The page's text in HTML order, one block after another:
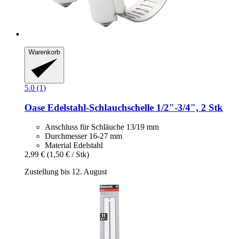
Warenkorb
5.0 (1)
Oase Edelstahl-​Schlauchschelle 1/2"-​3/4", 2 Stk
Anschluss für Schläuche 13/19 mm
Durchmesser 16-27 mm
Material Edelstahl
2,99 € (1,50 € / Stk)
Zustellung bis 12. August